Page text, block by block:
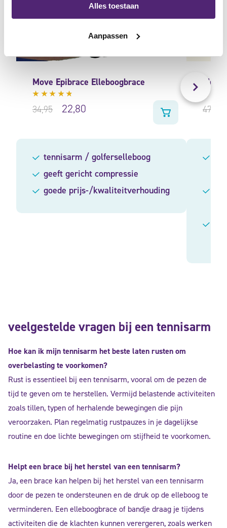
Alles toestaan
Aanpassen
Move Epibrace Elleboogbrace
Gewaardeerd
4.57 uit
34,95 22,80
tennisarm / golferselleboog
geeft gericht compressie
goede prijs-/kwaliteitverhouding
4.75
47,95
veelgestelde vragen bij een tennisarm
Hoe kan ik mijn tennisarm het beste laten rusten om
overbelasting te voorkomen?
Rust is essentieel bij een tennisarm, vooral om de pezen de
tijd te geven om te herstellen. Vermijd belastende activiteiten
zoals tillen, typen of herhalende bewegingen die pijn
veroorzaken. Plan regelmatig rustpauzes in je dagelijkse
routine en doe lichte bewegingen om stijfheid te voorkomen.
Helpt een brace bij het herstel van een tennisarm?
Ja, een brace kan helpen bij het herstel van een tennisarm
door de pezen te ondersteunen en de druk op de elleboog te
verminderen. Een elleboogbrace of bandje draag je tijdens
activiteiten die de klachten kunnen verergeren, zoals werken